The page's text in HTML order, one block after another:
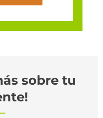
sobre tu